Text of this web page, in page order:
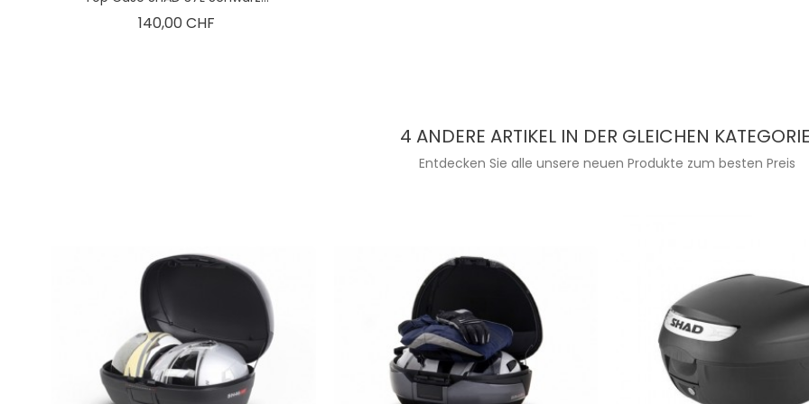
140,00 CHF
4 ANDERE ARTIKEL IN DER GLEICHEN
Entdecken Sie alle unsere neuen Produkte zum besten Preis